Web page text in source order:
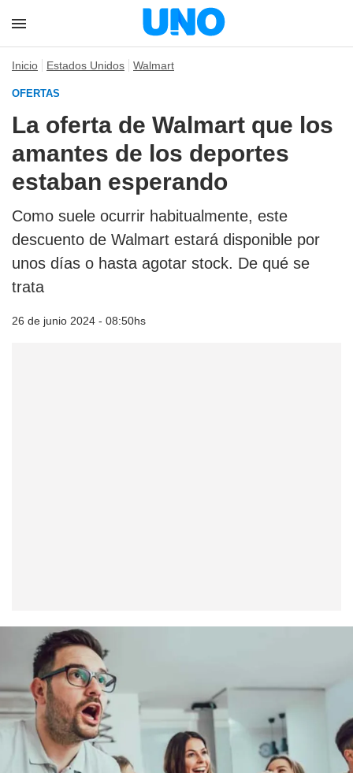
Inicio Estados Unidos Walmart
OFERTAS
La oferta de Walmart que los
amantes de los deportes
estaban esperando
Como suele ocurrir habitualmente, este
descuento de Walmart estará disponible por
unos días o hasta agotar stock. De qué se
trata
26 de junio 2024 - 08:50hs